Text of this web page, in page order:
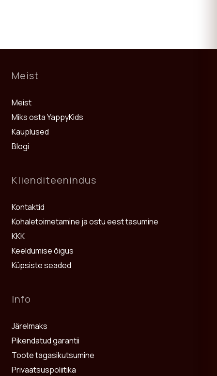
Meist
Meist
Miks osta YappyKids
Kauplused
Blogi
Klienditeenindus
Kontaktid
Kohaletoimetamine ja ostu eest tasumine
KKK
Keeldumise õigus
Küpsiste seaded
Info
Järelmaks
Pikendatud garantii
Toote tagasikutsumine
Privaatsuspoliitika